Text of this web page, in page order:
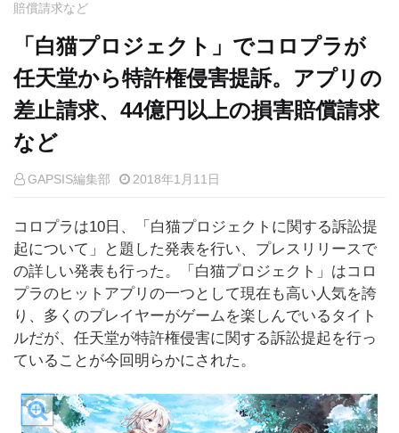
賠償請求など
「白猫プロジェクト」でコロプラが
任天堂から特許権侵害提訴。アプリの
差止請求、44億円以上の損害賠償請求
など
GAPSIS編集部 2018年1月11日
コロプラは10日、「白猫プロジェクトに関する訴訟提
起について」と題した発表を行い、プレスリリースで
の詳しい発表も行った。「白猫プロジェクト」はコロ
プラのヒットアプリの一つとして現在も高い人気を誇
り、多くのプレイヤーがゲームを楽しんでいるタイト
ルだが、任天堂が特許権侵害に関する訴訟提起を行っ
ていることが今回明らかにされた。